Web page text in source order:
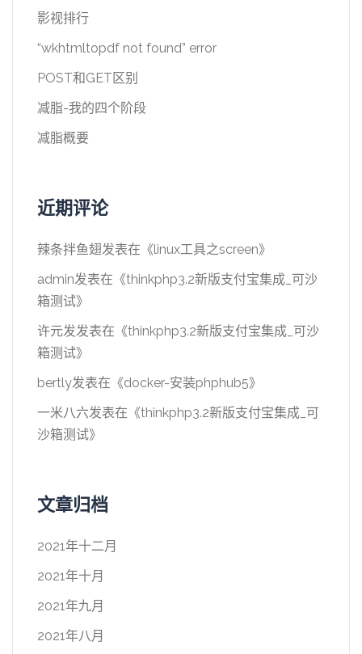
影视排行
“wkhtmltopdf not found” error
POST和GET区别
减脂-我的四个阶段
减脂概要
近期评论
辣条拌鱼翅发表在《linux工具之screen》
admin发表在《thinkphp3.2新版支付宝集成_可沙
箱测试》
许元发发表在《thinkphp3.2新版支付宝集成_可沙
箱测试》
bertly发表在《docker-安装phphub5》
一米八六发表在《thinkphp3.2新版支付宝集成_可
沙箱测试》
文章归档
2021年十二月
2021年十月
2021年九月
2021年八月